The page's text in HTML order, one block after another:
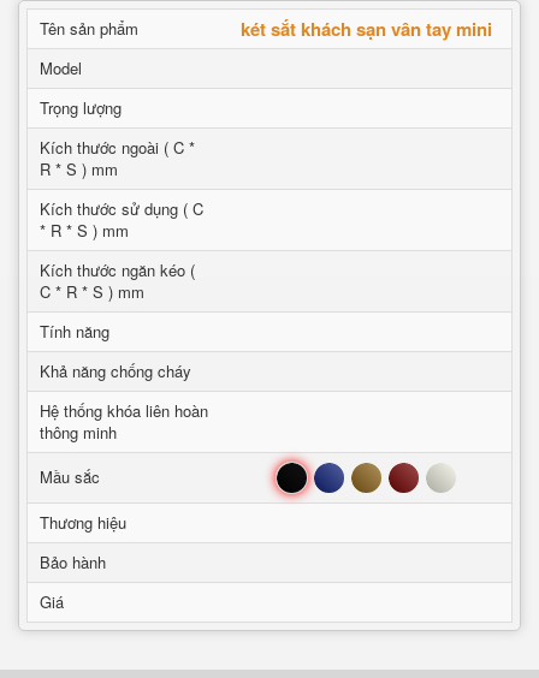
Tên sản phẩm két sắt khách sạn vân tay mini
Model
Trọng lượng
Kích thước ngoài ( C *
R * S ) mm
Kích thước sử dụng ( C
* R * S ) mm
Kích thước ngăn kéo (
C * R * S ) mm
Tính năng
Khả năng chống cháy
Hệ thống khóa liên hoàn
thông minh
Mầu sắc
Đen Xanh Nâu Đỏ Trắng
Thương hiệu
Bảo hành
Giá